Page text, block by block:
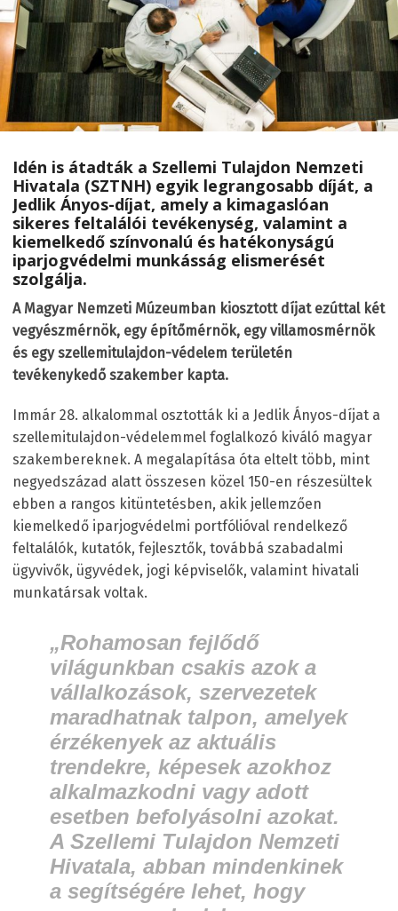
Idén is átadták a Szellemi Tulajdon Nemzeti
Hivatala (SZTNH) egyik legrangosabb díját, a
Jedlik Ányos-díjat, amely a kimagaslóan
sikeres feltalálói tevékenység, valamint a
kiemelkedő színvonalú és hatékonyságú
iparjogvédelmi munkásság elismerését
szolgálja.
A Magyar Nemzeti Múzeumban kiosztott díjat ezúttal két
vegyészmérnök, egy építőmérnök, egy villamosmérnök
és egy szellemitulajdon-védelem területén
tevékenykedő szakember kapta.
Immár 28. alkalommal osztották ki a Jedlik Ányos-díjat a
szellemitulajdon-védelemmel foglalkozó kiváló magyar
szakembereknek. A megalapítása óta eltelt több, mint
negyedszázad alatt összesen közel 150-en részesültek
ebben a rangos kitüntetésben, akik jellemzően
kiemelkedő iparjogvédelmi portfólióval rendelkező
feltalálók, kutatók, fejlesztők, továbbá szabadalmi
ügyvivők, ügyvédek, jogi képviselők, valamint hivatali
munkatársak voltak.
„Rohamosan fejlődő
világunkban csakis azok a
vállalkozások, szervezetek
maradhatnak talpon, amelyek
érzékenyek az aktuális
trendekre, képesek azokhoz
alkalmazkodni vagy adott
esetben befolyásolni azokat.
A Szellemi Tulajdon Nemzeti
Hivatala, abban mindenkinek
a segítségére lehet, hogy